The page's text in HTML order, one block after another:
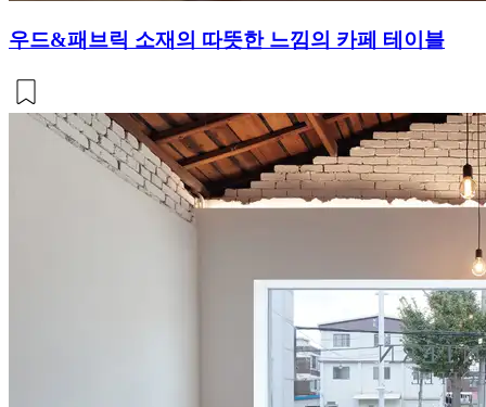
우드&패브릭 소재의 따뜻한 느낌의 카페 테이블